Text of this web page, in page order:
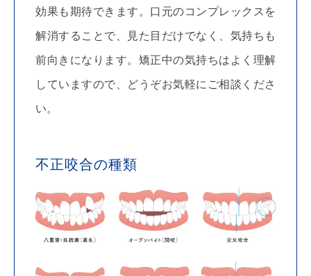
効果も期待できます。口元のコンプレックスを
解消することで、見た目だけでなく、気持ちも
前向きになります。矯正中の気持ちはよく理解
していますので、どうぞお気軽にご相談くださ
い。
不正咬合の種類